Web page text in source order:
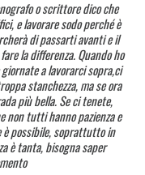
o scrittore dico che
e lavorare sodo perché è
di passarti avanti e il
la differenza. Quando ho
a lavorarci sopra,ci
stanchezza, ma se ora
più bella. Se ci tenete,
non tutti hanno pazienza e
è possibile, soprattutto in
è tanta, bisogna saper